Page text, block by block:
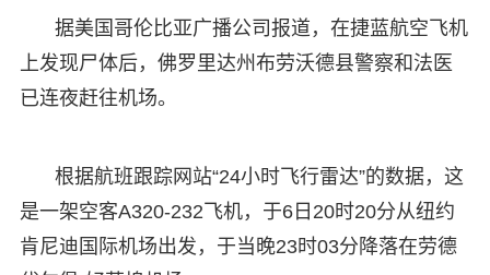
据美国哥伦比亚广播公司报道，在捷蓝航空飞机
上发现尸体后，佛罗里达州布劳沃德县警察和法医
已连夜赶往机场。
根据航班跟踪网站“24小时飞行雷达”的数据，这
是一架空客A320-232飞机，于6日20时20分从纽约
肯尼迪国际机场出发，于当晚23时03分降落在劳德